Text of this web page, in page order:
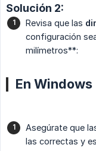
Solución 2:
Revisa que las
configuración
milímetros**:
En Windows
Asegúrate que
las correctas y